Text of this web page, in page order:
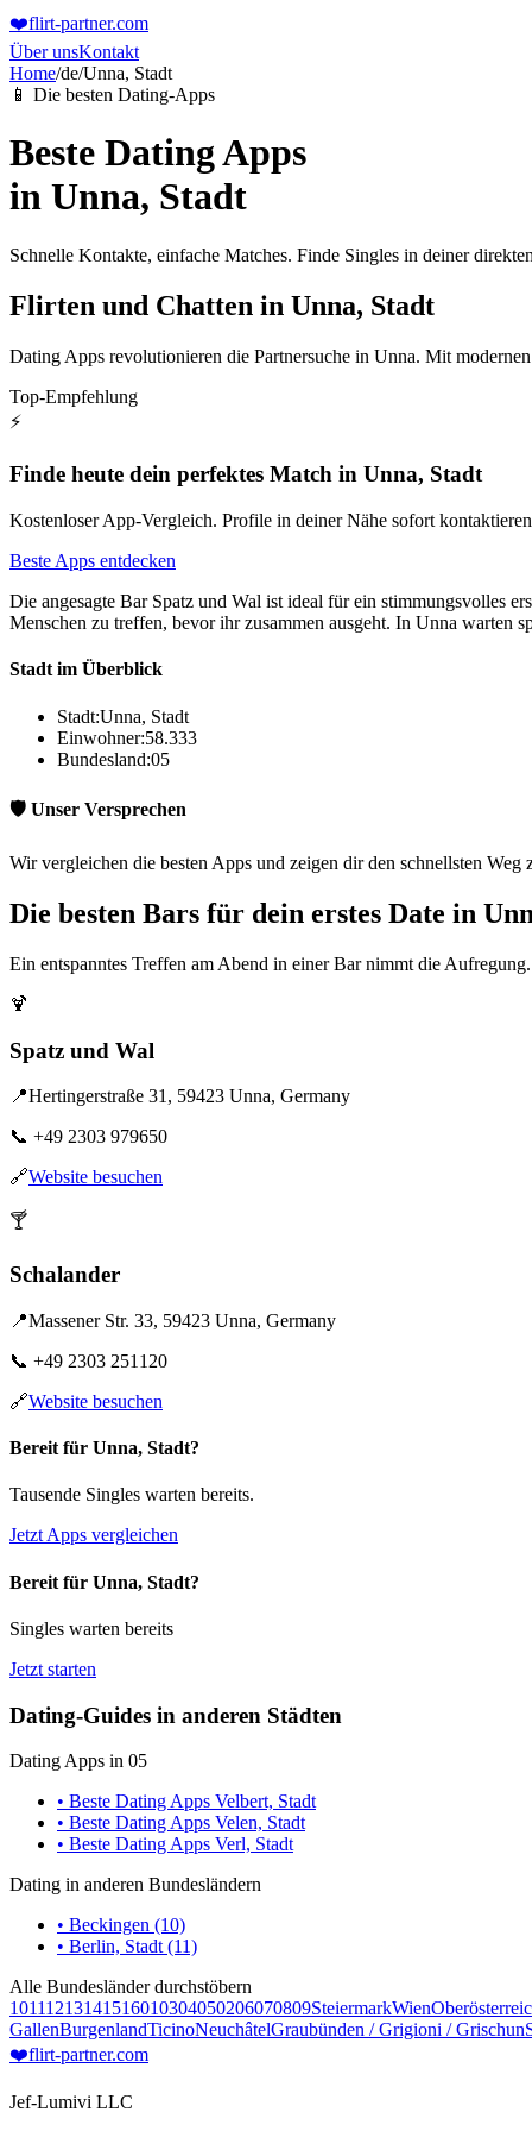
❤️flirt-partner.com
Über unsKontakt
Home/de/Unna, Stadt
📱 Die besten Dating-Apps
Beste Dating Apps
in Unna, Stadt
Schnelle Kontakte, einfache Matches. Finde Singles in deiner
Flirten und Chatten in Unna, Stadt
Dating Apps revolutionieren die Partnersuche in Unna. Mit
Top-Empfehlung
⚡
Finde heute dein perfektes Match in Unna, Stadt
Kostenloser App-Vergleich. Profile in deiner Nähe sofort
Beste Apps entdecken
Die angesagte Bar Spatz und Wal ist ideal für ein stimmungsvolles
Menschen zu treffen, bevor ihr zusammen ausgeht. In Unna warten
Stadt im Überblick
Stadt:Unna, Stadt
Einwohner:58.333
Bundesland:05
🛡️ Unser Versprechen
Wir vergleichen die besten Apps und zeigen dir den schnellsten Weg
Die besten Bars für dein erstes Date in
Ein entspanntes Treffen am Abend in einer Bar nimmt die
🍹
Spatz und Wal
📍Hertingerstraße 31, 59423 Unna, Germany
📞 +49 2303 979650
🔗Website besuchen
🍸
Schalander
📍Massener Str. 33, 59423 Unna, Germany
📞 +49 2303 251120
🔗Website besuchen
Bereit für Unna, Stadt?
Tausende Singles warten bereits.
Jetzt Apps vergleichen
Bereit für Unna, Stadt?
Singles warten bereits
Jetzt starten
Dating-Guides in anderen Städten
Dating Apps in 05
• Beste Dating Apps Velbert, Stadt
• Beste Dating Apps Velen, Stadt
• Beste Dating Apps Verl, Stadt
Dating in anderen Bundesländern
• Beckingen (10)
• Berlin, Stadt (11)
Alle Bundesländer durchstöbern
10111213141516010304050206070809SteiermarkWien
GallenBurgenlandTicinoNeuchâtelGraubünden / Grigioni / Grischun
❤️flirt-partner.com
Jef-Lumivi LLC